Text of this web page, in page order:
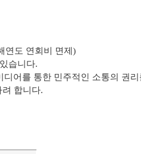
연도 연회비 면제)
습니다.
디어를 통한 민주적인 소통의 권
합니다.